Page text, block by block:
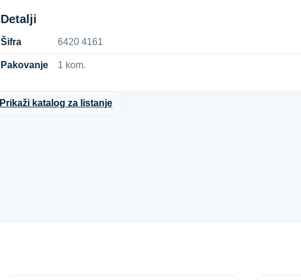
Detalji
Šifra 6​4​2​0​ ​4​1​6​1​
Pakovanje 1 kom.
Prikaži katalog za listanje